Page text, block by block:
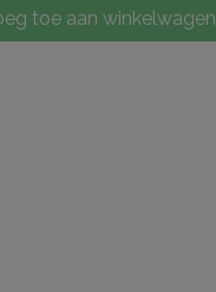
toe aan winkelwagen